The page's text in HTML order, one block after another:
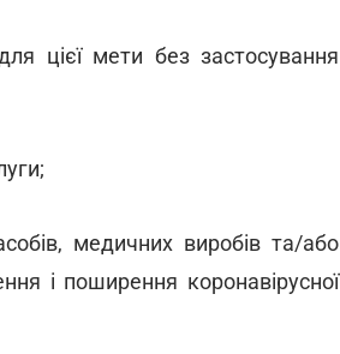
цієї мети без застосування
медичних виробів та/або
і поширення коронавірусної